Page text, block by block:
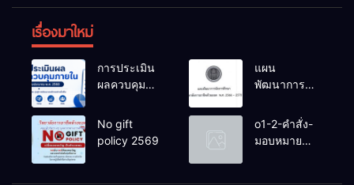
เรื่องมาใหม่
การประเมิน
ผลควบคุม
สถานศึกษา
งปม.2568
แผน
พัฒนาการ
ศึกษาวิทยาลัย
No gift
policy 2569
o1-2-คำสั่ง-
มอบหมาย